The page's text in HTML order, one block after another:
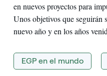
en nuevos proyectos para
Unos objetivos que seguirán
nuevo año y en los años
EGP en el mundo